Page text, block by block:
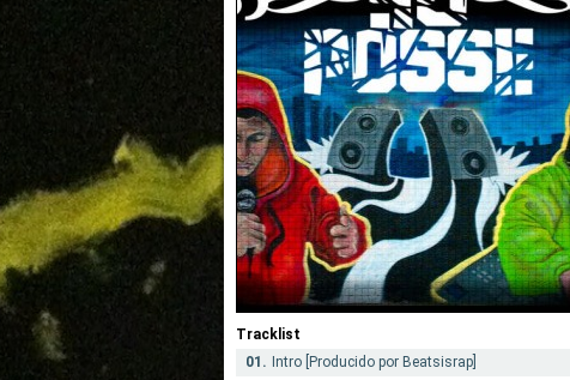
Tracklist
01. Intro [Producido por Beatsisrap]